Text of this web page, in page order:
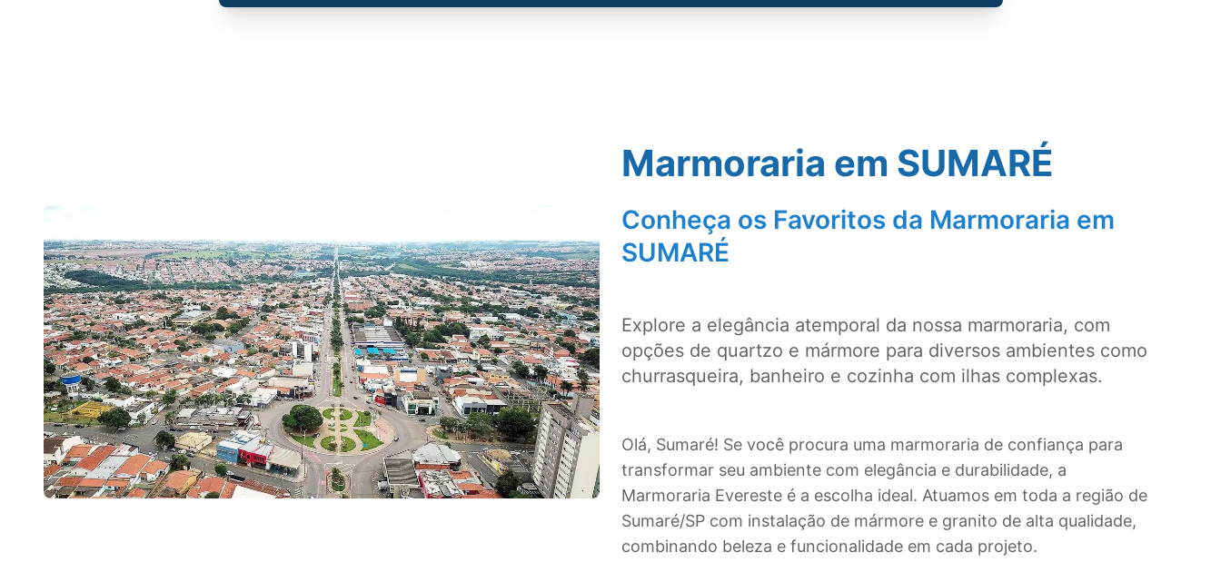
Marmoraria em SUMARÉ
Conheça os Favoritos da Marmoraria em
SUMARÉ
Explore a elegância atemporal da nossa marmoraria, com
opções de quartzo e mármore para diversos ambientes como
churrasqueira, banheiro e cozinha com ilhas complexas.
Olá, Sumaré! Se você procura uma marmoraria de confiança para
transformar seu ambiente com elegância e durabilidade, a
Marmoraria Evereste é a escolha ideal. Atuamos em toda a região de
Sumaré/SP com instalação de mármore e granito de alta qualidade,
combinando beleza e funcionalidade em cada projeto.